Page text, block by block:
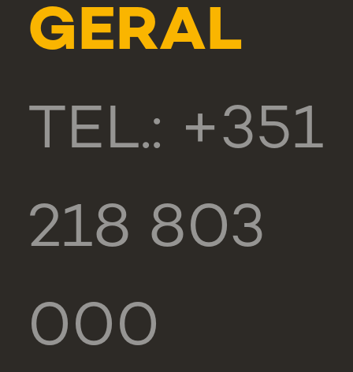
GERAL
TEL.: +351
218 803
000